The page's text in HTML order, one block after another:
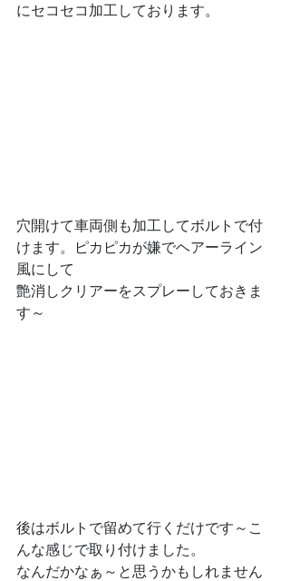
にセコセコ加工しております。
穴開けて車両側も加工してボルトで付
けます。ピカピカが嫌でヘアーライン
風にして
艶消しクリアーをスプレーしておきま
す～
後はボルトで留めて行くだけです～こ
んな感じで取り付けました。
なんだかなぁ～と思うかもしれません